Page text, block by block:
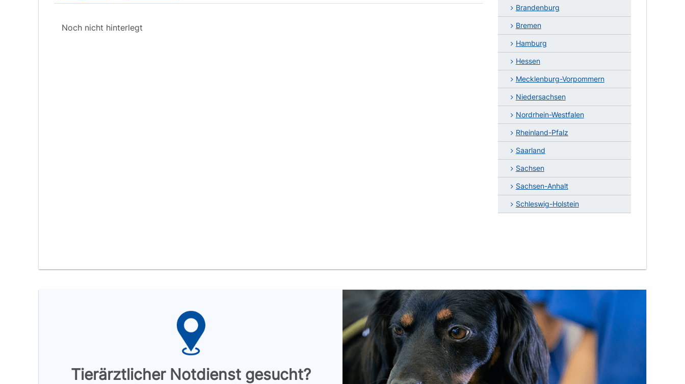
Noch nicht hinterlegt
Brandenburg
Bremen
Hamburg
Hessen
Mecklenburg-Vorpommern
Niedersachsen
Nordrhein-Westfalen
Rheinland-Pfalz
Saarland
Sachsen
Sachsen-Anhalt
Schleswig-Holstein
Tierärztlicher Notdienst gesucht?